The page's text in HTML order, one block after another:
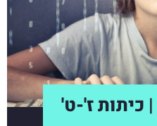
כיתות ז'-ט'